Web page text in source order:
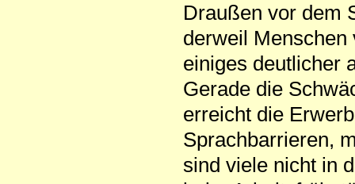
Draußen vor dem
derweil
einiges deutlicher
Gerade die
erreicht die
Sprachbarrieren,
sind viele nicht in